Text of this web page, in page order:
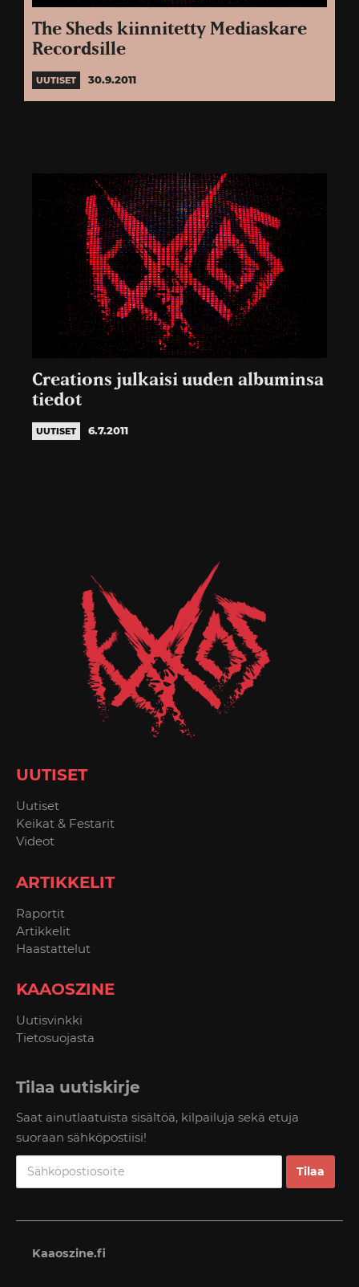
The Sheds kiinnitetty Mediaskare
Recordsille
UUTISET 30.9.2011
Creations julkaisi uuden albuminsa
tiedot
UUTISET 6.7.2011
UUTISET
Uutiset
Keikat & Festarit
Videot
ARTIKKELIT
Raportit
Artikkelit
Haastattelut
KAAOSZINE
Uutisvinkki
Tietosuojasta
Tilaa uutiskirje
Saat ainutlaatuista sisältöä, kilpailuja sekä etuja
suoraan sähköpostiisi!
Kaaoszine.fi